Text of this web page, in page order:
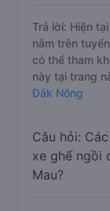
Trả lời: Hiện
nằm trên
có thể tham
này tại trang
Đắk Nông
Câu hỏi:
xe ghế ngồi
Mau?